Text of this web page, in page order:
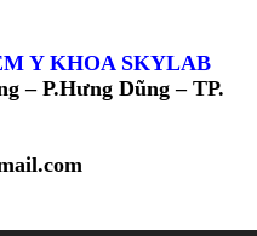
Y KHOA SKYLAB
– P.Hưng Dũng – TP.